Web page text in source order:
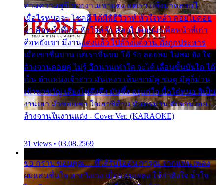
ท่ามความสุขี ช่วยงานเขาแต่ง แต่เรา แล้งมาหลายปี
เมื่อไรหนอจะ โชคดี ได้มีพิธีวิวาห์ หัวใจหล้า คอยไปคอย
มา คือหน้าที่เก่า หัวใจหล้า คอยไปคอยมา คือหน้าที่เก่า
คือหยังเขา มีงานแต่งแล้ว ไปล้างแต่จาน ดั่งถูกประหาร
เมื่อเขาชื่นบาน แต่เราขื่นขม โอ้ รัก ลอยลม ไม่สม ดัง ใจ
ล้างจานคอยคู่ ไม่รู้ อีกนานเท่าใด จะได้ เลื่อนขั้นบันได ได้
เป็น ตำแหน่งเจ้าสาว มันเหงา เห็นเขามีคู่ ซมดู มีคู่ก็ม่วน
เข้าพาขวัญ เสียงโห่ตึงตึง มันซึ้ง อยู่แก่ใจ มื้อใด๋หนอ สิเป็น
งานเฮา มัวซอยเขา ใจเฮาซิด้าน มันทรมาน จับจาน เอย…
ล้างจานในงานแต่ง - Cover Ver. (KARAOKE)
31 views • 03.08.2569
ขอ กราบ ขอบคุณ.... ที่ได้รับไออุ่น การุณ จากแฟน เพลง
ผมแสนชื่นใจ หายวังเวง เมื่อแฟนเพลง ให้กำลังใจ น้ำใจ